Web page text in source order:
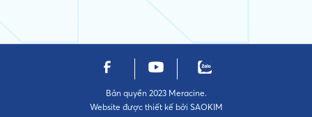
Bản quyền 2023 Meracine.
Website được thiết kế bởi SAOKIM